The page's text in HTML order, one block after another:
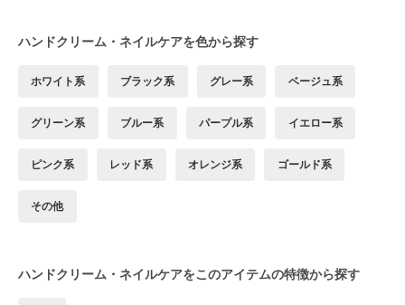
ハンドクリーム・ネイルケアを色から探す
ホワイト系 ブラック系 グレー系 ベージュ系
グリーン系 ブルー系 パープル系 イエロー系
ピンク系 レッド系 オレンジ系 ゴールド系
その他
ハンドクリーム・ネイルケアをこのアイテムの特徴から探す